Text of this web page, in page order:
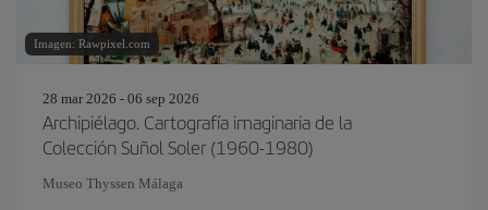
Imagen: Rawpixel.com
28 mar 2026 - 06 sep 2026
Archipiélago. Cartografía imaginaria de la
Colección Suñol Soler (1960-1980)
Museo Thyssen Málaga